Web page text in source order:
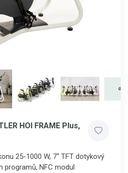
HOI FRAME Plus,
25-1000 W, 7“ TFT dotykový
programů, NFC modul